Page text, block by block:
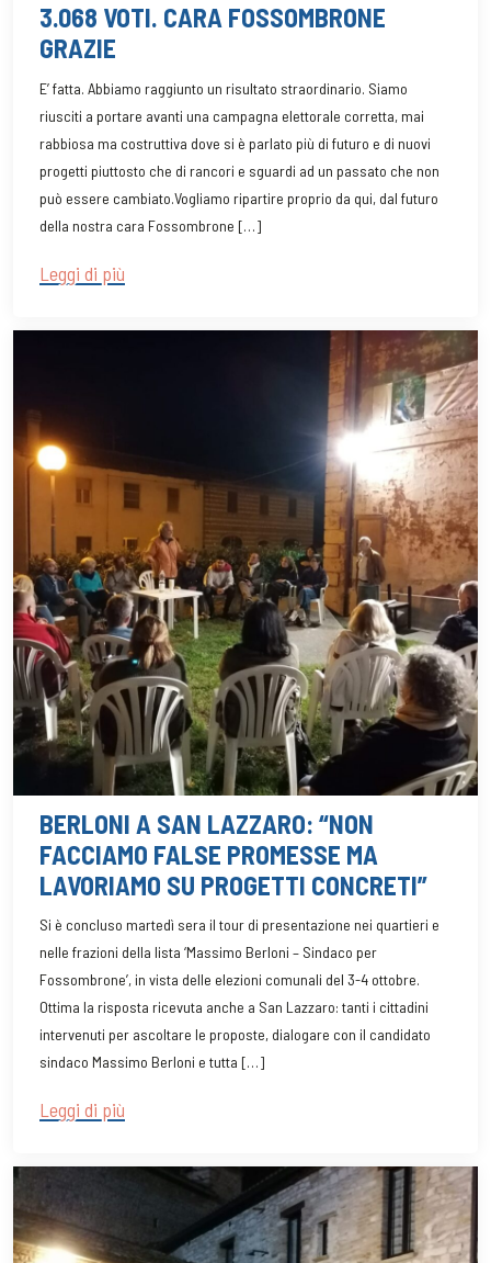
3.068 VOTI. CARA FOSSOMBRONE
GRAZIE
E’ fatta. Abbiamo raggiunto un risultato straordinario. Siamo
riusciti a portare avanti una campagna elettorale corretta, mai
rabbiosa ma costruttiva dove si è parlato più di futuro e di nuovi
progetti piuttosto che di rancori e sguardi ad un passato che non
può essere cambiato.Vogliamo ripartire proprio da qui, dal futuro
della nostra cara Fossombrone […]
Leggi di più
BERLONI A SAN LAZZARO: “NON
FACCIAMO FALSE PROMESSE MA
LAVORIAMO SU PROGETTI CONCRETI”
Si è concluso martedì sera il tour di presentazione nei quartieri e
nelle frazioni della lista ‘Massimo Berloni – Sindaco per
Fossombrone’, in vista delle elezioni comunali del 3-4 ottobre.
Ottima la risposta ricevuta anche a San Lazzaro: tanti i cittadini
intervenuti per ascoltare le proposte, dialogare con il candidato
sindaco Massimo Berloni e tutta […]
Leggi di più